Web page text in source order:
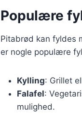
Populære
Pitabrød kan fyldes
er nogle populære
Kylling: Grillet
Falafel:
mulighed.